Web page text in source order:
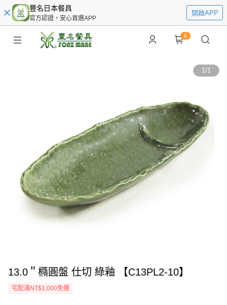
豐名日本餐具
官方認證，安心首選APP
開啟APP
0
1/1
13.0＂橢圓盤 仕切 綠釉 【C13PL2-10】
宅配滿NT$1,000免運